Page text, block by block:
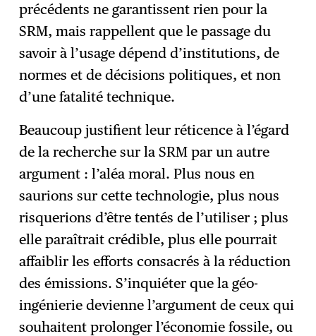
précédents ne garantissent rien pour la
SRM, mais rappellent que le passage du
savoir à l’usage dépend d’institutions, de
normes et de décisions politiques, et non
d’une fatalité technique.
Beaucoup justifient leur réticence à l’égard
de la recherche sur la SRM par un autre
argument : l’aléa moral. Plus nous en
saurions sur cette technologie, plus nous
risquerions d’être tentés de l’utiliser ; plus
elle paraîtrait crédible, plus elle pourrait
affaiblir les efforts consacrés à la réduction
des émissions. S’inquiéter que la géo-
ingénierie devienne l’argument de ceux qui
souhaitent prolonger l’économie fossile, ou